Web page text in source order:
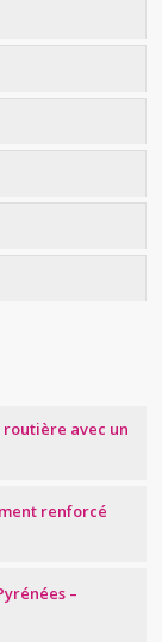
routière avec un
renforcé
–